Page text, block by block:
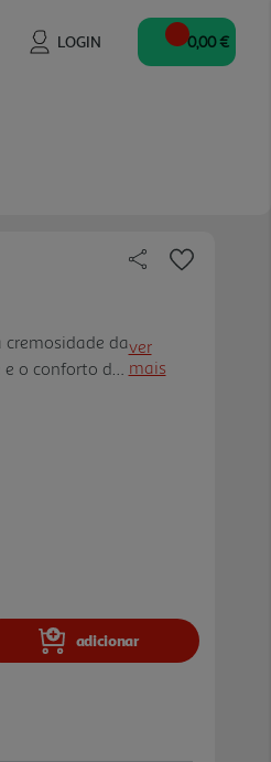
LOGIN 0,00 €
da
o conforto do
ver
mais
adicionar